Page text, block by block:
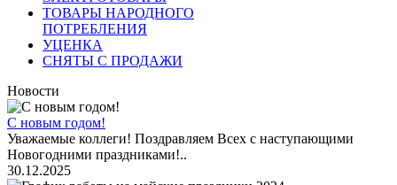
ТОВАРЫ НАРОДНОГО
ПОТРЕБЛЕНИЯ
УЦЕНКА
СНЯТЫ С ПРОДАЖИ
Новости
С новым годом!
Уважаемые коллеги! Поздравляем Всех с наступающими
Новогодними праздниками!..
30.12.2025